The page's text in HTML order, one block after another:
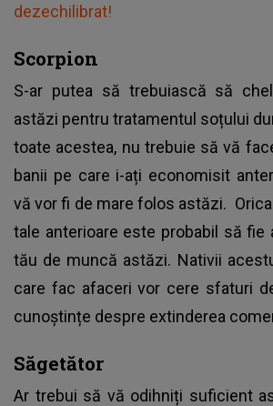
dezechilibrat!
Scorpion
S-ar putea să trebuiască să
astăzi pentru tratamentul soțului
toate acestea, nu trebuie să vă
banii pe care i-ați economisit
vă vor fi de mare folos astăzi.
tale anterioare este probabil să fie
tău de muncă astăzi. Nativii
care fac afaceri vor cere sfaturi
cunoștințe despre extinderea
Săgetător
Ar trebui să vă odihniți suficient